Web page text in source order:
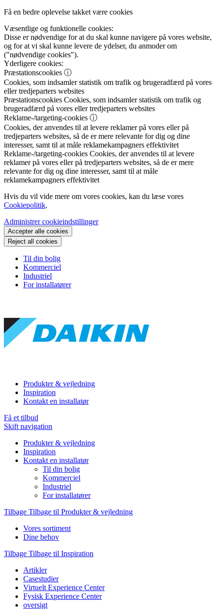
Få en bedre oplevelse takket være cookies
Væsentlige og funktionelle cookies:
Disse er nødvendige for at du skal kunne navigere på vores website,
og for at vi skal kunne levere de ydelser, du anmoder om
("nødvendige cookies").
Yderligere cookies:
Præstationscookies ⓘ
Cookies, som indsamler statistik om trafik og brugeradfærd på vores
eller tredjeparters websites
Præstationscookies Cookies, som indsamler statistik om trafik og
brugeradfærd på vores eller tredjeparters websites
Reklame-/targeting-cookies ⓘ
Cookies, der anvendes til at levere reklamer på vores eller på
tredjeparters websites, så de er mere relevante for dig og dine
interesser, samt til at måle reklamekampagners effektivitet
Reklame-/targeting-cookies Cookies, der anvendes til at levere
reklamer på vores eller på tredjeparters websites, så de er mere
relevante for dig og dine interesser, samt til at måle
reklamekampagners effektivitet
Hvis du vil vide mere om vores cookies, kan du læse vores
Cookiepolitik.
Administrer cookieindstillinger
Accepter alle cookies
Reject all cookies
Til din bolig
Kommerciel
Industriel
For installatører
Produkter & vejledning
Inspiration
Kontakt en installatør
Få et tilbud
Skift navigation
Produkter & vejledning
Inspiration
Kontakt en installatør
Til din bolig
Kommerciel
Industriel
For installatører
Tilbage Tilbage til Produkter & vejledning
Vores sortiment
Dine behov
Tilbage Tilbage til Inspiration
Artikler
Casestudier
Virtuelt Experience Center
Fysisk Experience Center
oversigt